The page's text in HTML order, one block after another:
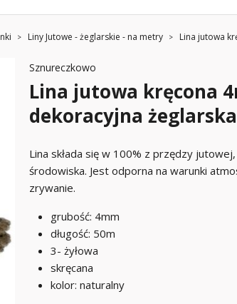
Liny Jutowe - żeglarskie - na metry Lina jutowa
Sznureczkowo
Lina jutowa kręcona
dekoracyjna żeglarska
Lina składa się w 100% z przędzy
środowiska. Jest odporna na warunki
zrywanie.
grubość: 4mm
długość: 50m
3- żyłowa
skręcana
kolor: naturalny